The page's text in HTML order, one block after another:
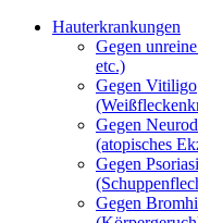
Hauterkrankungen
Gegen
etc.)
Gegen Vitiligo
Gegen
(atopisches
Gegen
Gegen